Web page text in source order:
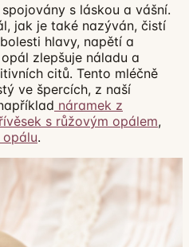
s láskou a vášní.
jak je také nazýván, čistí
hlavy, napětí a
zlepšuje náladu a
citů. Tento mléčně
ve špercích, z naší
náramek z
s růžovým opálem,
.